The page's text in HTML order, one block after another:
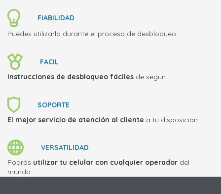
FIABILIDAD
Puedes utilizarlo durante el proceso de desbloqueo.
FACIL
Instrucciones de desbloqueo fáciles de seguir.
SOPORTE
El mejor servicio de atención al cliente a tu disposición.
VERSATILIDAD
Podrás utilizar tu celular con cualquier operador del
mundo.